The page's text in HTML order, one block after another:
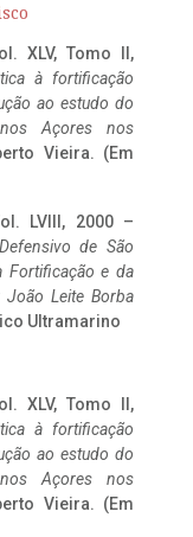
XLV, Tomo II,
à fortificação
ao estudo do
Açores nos
Vieira. (Em
LVIII, 2000 –
de São
Fortificação e da
João Leite Borba
Ultramarino
XLV, Tomo II,
à fortificação
ao estudo do
Açores nos
Vieira. (Em